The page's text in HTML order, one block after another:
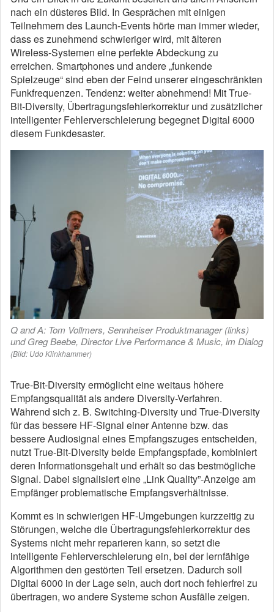
nach ein düsteres Bild. In Gesprächen mit einigen
Teilnehmern des Launch-Events hörte man immer wieder,
dass es zunehmend schwieriger wird, mit älteren
Wireless-Systemen eine perfekte Abdeckung zu
erreichen. Smartphones und andere „funkende
Spielzeuge“ sind eben der Feind unserer eingeschränkten
Funkfrequenzen. Tendenz: weiter abnehmend! Mit True-
Bit-Diversity, Übertragungsfehlerkorrektur und zusätzlicher
intelligenter Fehlerverschleierung begegnet Digital 6000
diesem Funkdesaster.
Q and A: Tom Vollmers, Sennheiser Produktmanager (links)
und Greg Beebe, Director Live Performance & Music, im Dialog
(Bild: Udo Klinkhammer)
True-Bit-Diversity ermöglicht eine weitaus höhere
Empfangsqualität als andere Diversity-Verfahren.
Während sich z. B. Switching-Diversity und True-Diversity
für das bessere HF-Signal einer Antenne bzw. das
bessere Audiosignal eines Empfangszuges entscheiden,
nutzt True-Bit-Diversity beide Empfangspfade, kombiniert
deren Informationsgehalt und erhält so das bestmögliche
Signal. Dabei signalisiert eine „Link Quality”-Anzeige am
Empfänger problematische Empfangsverhältnisse.
Kommt es in schwierigen HF-Umgebungen kurzzeitig zu
Störungen, welche die Übertragungsfehlerkorrektur des
Systems nicht mehr reparieren kann, so setzt die
intelligente Fehlerverschleierung ein, bei der lernfähige
Algorithmen den gestörten Teil ersetzen. Dadurch soll
Digital 6000 in der Lage sein, auch dort noch fehlerfrei zu
übertragen, wo andere Systeme schon Ausfälle zeigen.